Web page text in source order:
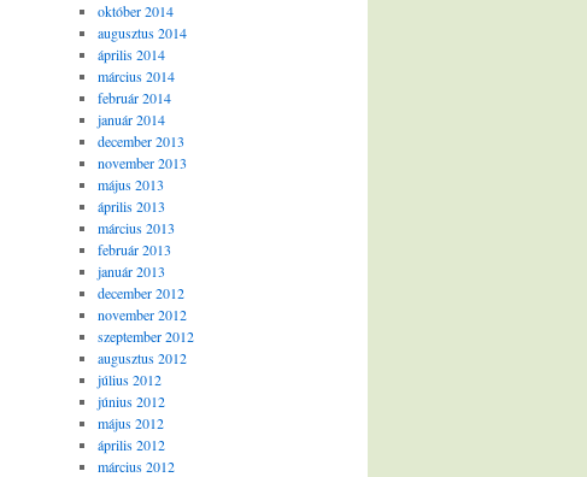
október 2014
augusztus 2014
április 2014
március 2014
február 2014
január 2014
december 2013
november 2013
május 2013
április 2013
március 2013
február 2013
január 2013
december 2012
november 2012
szeptember 2012
augusztus 2012
július 2012
június 2012
május 2012
április 2012
március 2012